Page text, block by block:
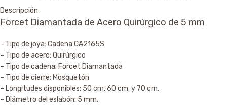
Descripción
Forcet Diamantada de Acero Quirúrgico de 5 mm
– Tipo de joya: Cadena CA2165S
– Tipo de acero: Quirúrgico
– Tipo de cadena: Forcet Diamantada
– Tipo de cierre: Mosquetón
– Longitudes disponibles: 50 cm. 60 cm. y 70 cm.
– Diámetro del eslabón: 5 mm.